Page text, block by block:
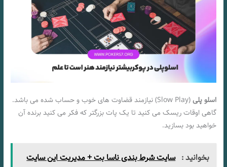
اسلو پلی
(Slow Play) نیازمند قضاوت های خوب و حساب شده می باشد.
گاهی اوقات ریسک می کنید تا یک پات بزرگتر که فکر می کنید برنده آن
خواهید بود بسازید.
بخوانید : سایت شرط بندی ناسا بت + مدیریت این سایت